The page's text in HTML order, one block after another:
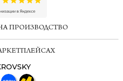
ПРОИЗВОДСТВО